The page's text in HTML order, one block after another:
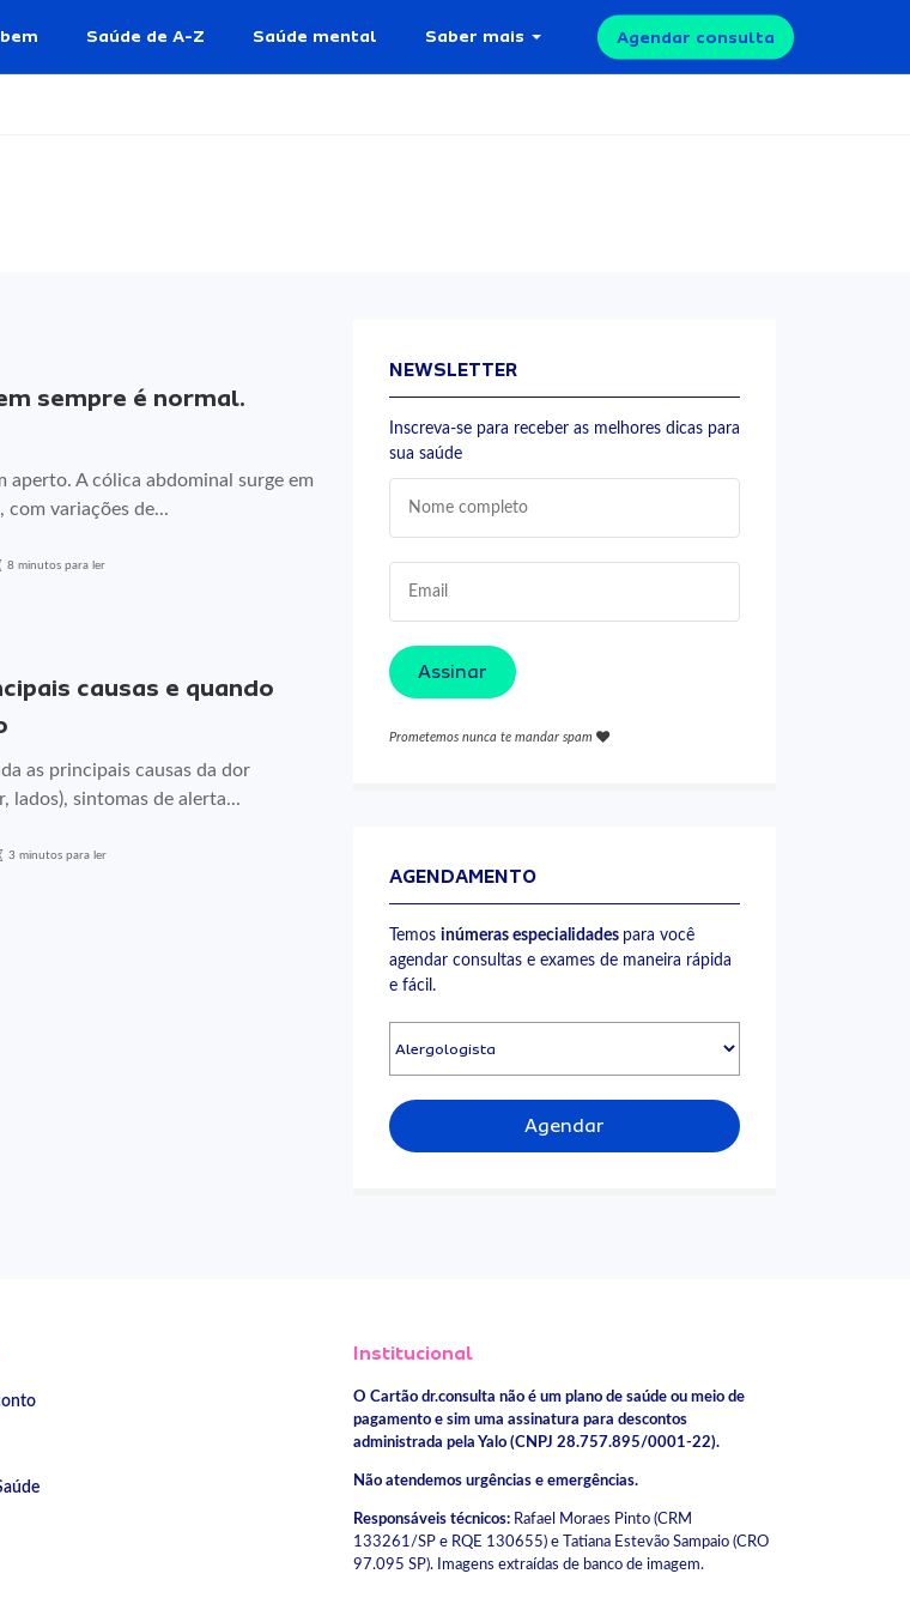
Saúde de A-Z Saúde mental Saber mais Agendar consulta
sempre é normal.
aperto. A cólica abdominal surge em
variações de...
8 minutos para ler
causas e quando
as principais causas da dor
lados), sintomas de alerta...
3 minutos para ler
NEWSLETTER
Inscreva-se para receber as melhores dicas para
sua saúde
Assinar
Prometemos nunca te mandar spam
AGENDAMENTO
Temos inúmeras especialidades para você
agendar consultas e exames de maneira rápida
e fácil.
Agendar
Institucional
O Cartão dr.consulta não é um plano de saúde ou meio de
pagamento e sim uma assinatura para descontos
administrada pela Yalo (CNPJ 28.757.895/0001-22).
Não atendemos urgências e emergências.
Responsáveis técnicos:Rafael Moraes Pinto (CRM
133261/SP e RQE 130655) e Tatiana Estevão Sampaio (CRO
97.095 SP). Imagens extraídas de banco de imagem.